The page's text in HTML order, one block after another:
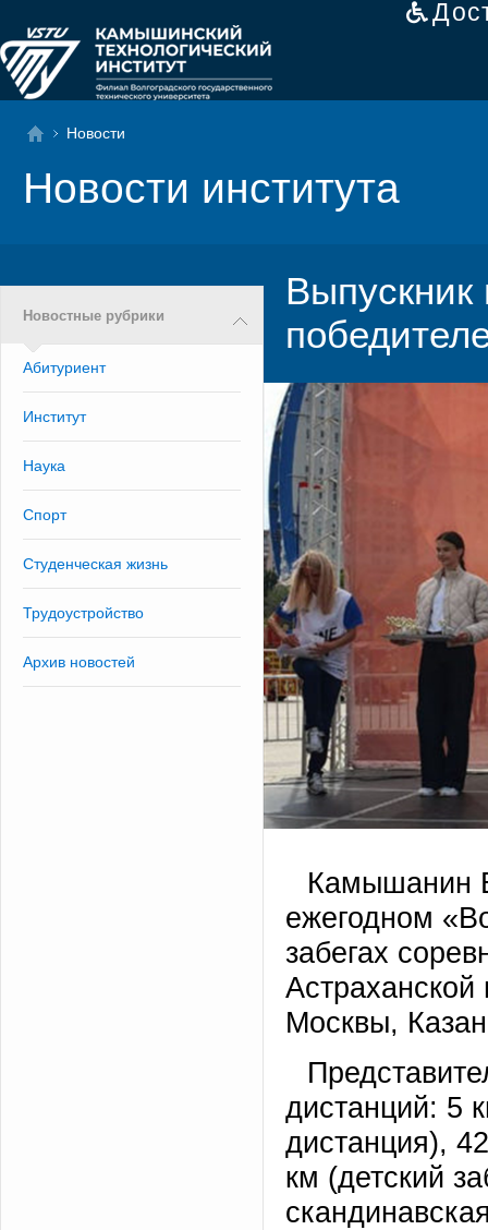
Новости
Новости института
Новостные рубрики
Абитуриент
Институт
Наука
Спорт
Студенческая жизнь
Трудоустройство
Архив новостей
Выпускник
Камышанин
ежегодном
забегах
Астраханской
Москвы,
дистанций: 5
дистанция),
км (детский